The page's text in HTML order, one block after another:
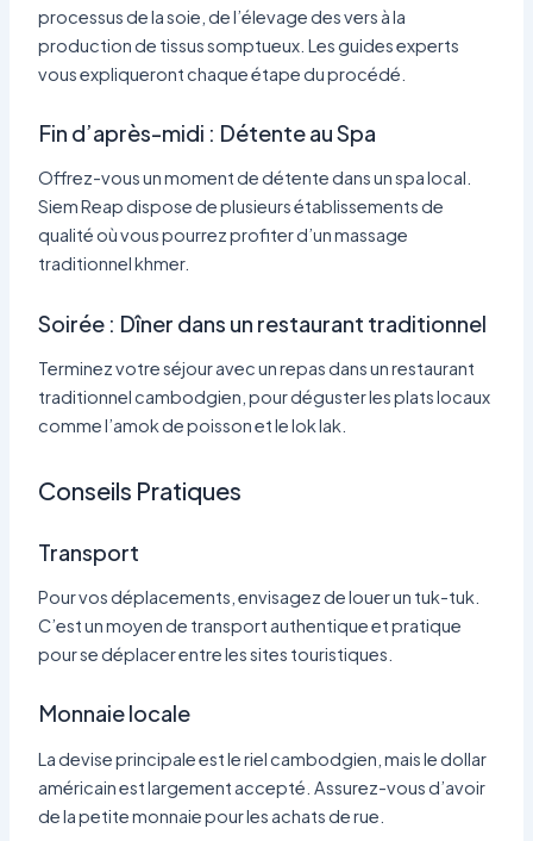
processus de la soie, de l’élevage des vers à la
production de tissus somptueux. Les guides experts
vous expliqueront chaque étape du procédé.
Fin d’après-midi : Détente au Spa
Offrez-vous un moment de détente dans un spa local.
Siem Reap dispose de plusieurs établissements de
qualité où vous pourrez profiter d’un massage
traditionnel khmer.
Soirée : Dîner dans un restaurant traditionnel
Terminez votre séjour avec un repas dans un restaurant
traditionnel cambodgien, pour déguster les plats locaux
comme l’amok de poisson et le lok lak.
Conseils Pratiques
Transport
Pour vos déplacements, envisagez de louer un tuk-tuk.
C’est un moyen de transport authentique et pratique
pour se déplacer entre les sites touristiques.
Monnaie locale
La devise principale est le riel cambodgien, mais le dollar
américain est largement accepté. Assurez-vous d’avoir
de la petite monnaie pour les achats de rue.